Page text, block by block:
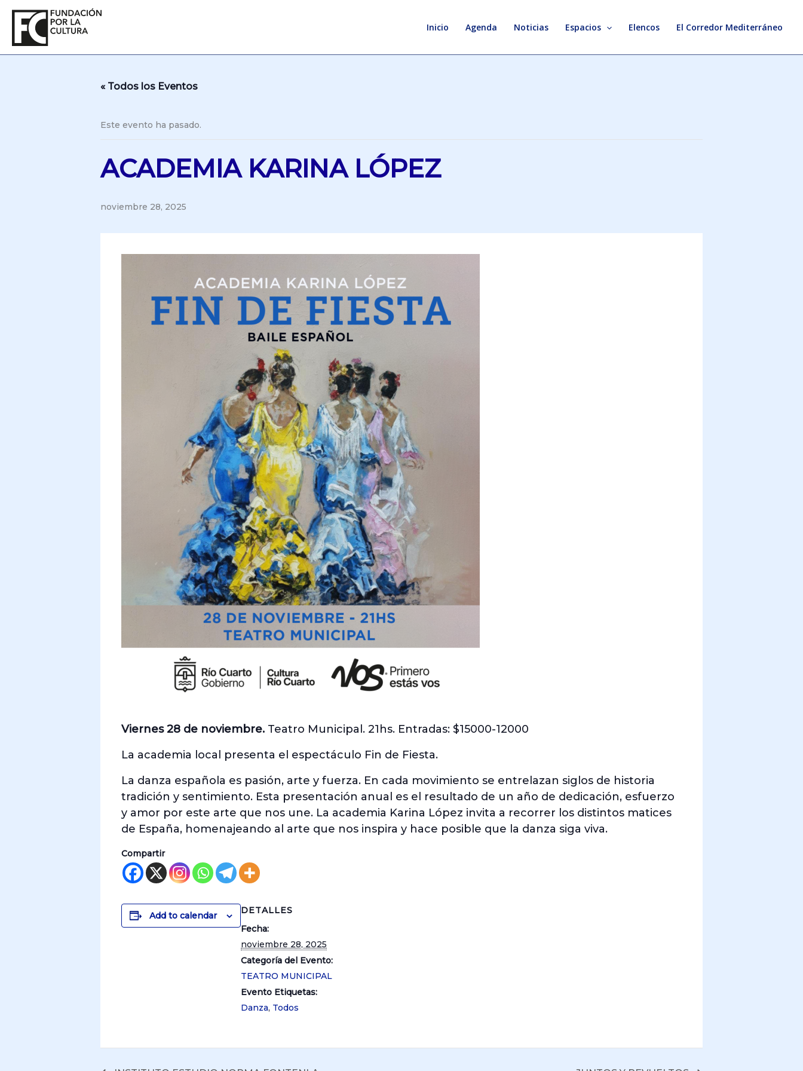
contenido
Inicio Agenda Noticias Espacios Elencos El Corredor Mediterráneo
« Todos los Eventos
Este evento ha pasado.
ACADEMIA KARINA LÓPEZ
noviembre 28, 2025
Viernes 28 de noviembre. Teatro Municipal. 21hs. Entradas: $15000-12000
La academia local presenta el espectáculo Fin de Fiesta.
La danza española es pasión, arte y fuerza. En cada movimiento se entrelazan siglos de historia
tradición y sentimiento. Esta presentación anual es el resultado de un año de dedicación, esfuerzo
y amor por este arte que nos une. La academia Karina López invita a recorrer los distintos matices
de España, homenajeando al arte que nos inspira y hace posible que la danza siga viva.
Compartir
Add to calendar
DETALLES
Fecha:
noviembre 28, 2025
Categoría del Evento:
TEATRO MUNICIPAL
Evento Etiquetas:
Danza, Todos